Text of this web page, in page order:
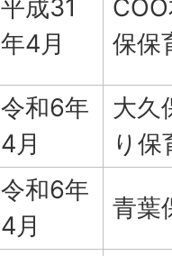
平成31
年4月
保保
令和6年
4月
大久
り保
令和6年
4月
青葉